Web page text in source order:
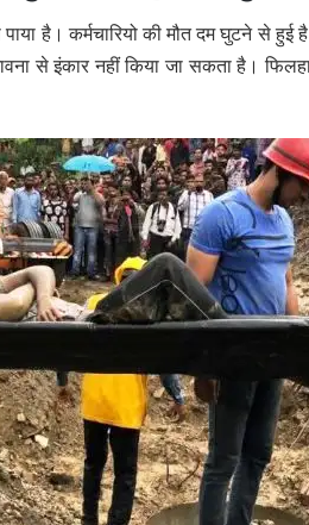
है। कर्मचारियो की मौत दम घुटने से
से इंकार नहीं किया जा सकता है।